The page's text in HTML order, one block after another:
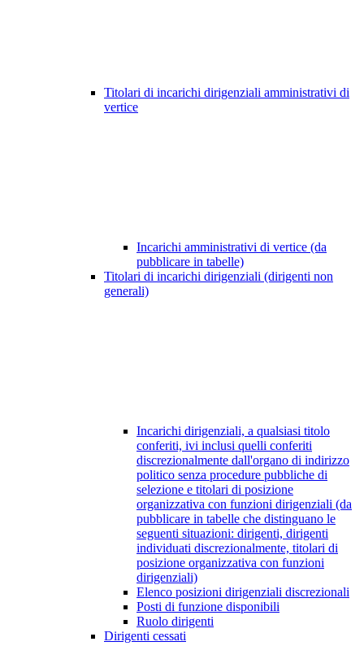
Titolari di incarichi dirigenziali amministrativi di
vertice
Incarichi amministrativi di vertice (da
pubblicare in tabelle)
Titolari di incarichi dirigenziali (dirigenti non
generali)
Incarichi dirigenziali, a qualsiasi titolo
conferiti, ivi inclusi quelli conferiti
discrezionalmente dall'organo di indirizzo
politico senza procedure pubbliche di
selezione e titolari di posizione
organizzativa con funzioni dirigenziali (da
pubblicare in tabelle che distinguano le
seguenti situazioni: dirigenti, dirigenti
individuati discrezionalmente, titolari di
posizione organizzativa con funzioni
dirigenziali)
Elenco posizioni dirigenziali discrezionali
Posti di funzione disponibili
Ruolo dirigenti
Dirigenti cessati